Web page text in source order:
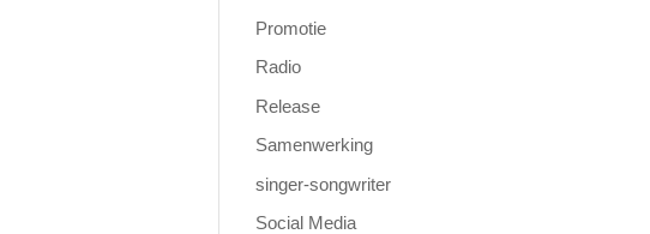
Promotie
Radio
Release
Samenwerking
singer-songwriter
Social Media